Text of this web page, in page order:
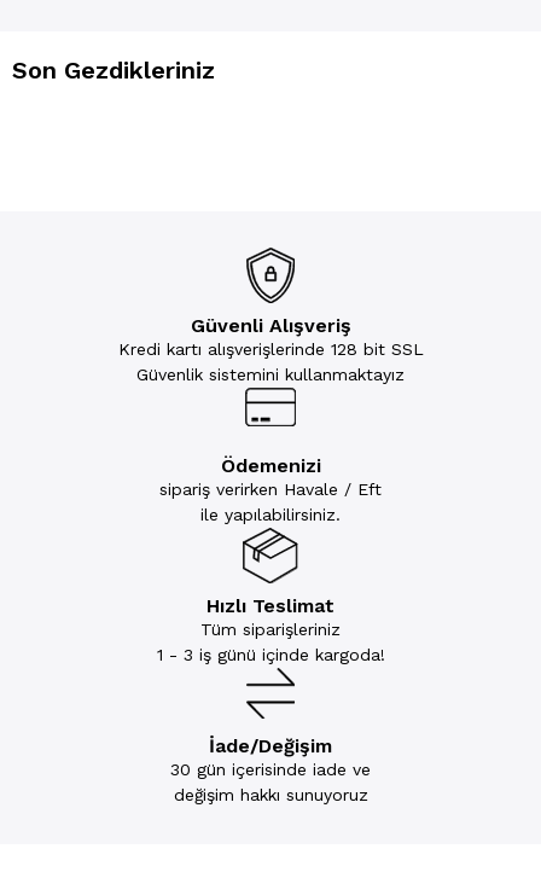
Son Gezdikleriniz
Güvenli Alışveriş
Kredi kartı alışverişlerinde 128 bit SSL
Güvenlik sistemini kullanmaktayız
Ödemenizi
sipariş verirken Havale / Eft
ile yapılabilirsiniz.
Hızlı Teslimat
Tüm siparişleriniz
1 - 3 iş günü içinde kargoda!
İade/Değişim
30 gün içerisinde iade ve
değişim hakkı sunuyoruz